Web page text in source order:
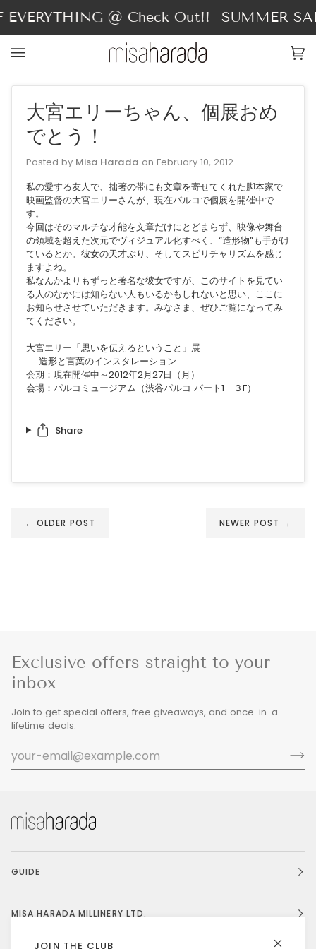
to
content
@ Check Out!! SUMMER
JOIN THE CLUB
大宮エリーちゃん、個展おめ
でとう！
Posted by Misa Harada on February 10, 2012
私の愛する友人で、拙著の帯にも文章を寄せてくれた脚本家で
映画監督の大宮エリーさんが、現在パルコで個展を開催中で
す。
今回はそのマルチな才能を文章だけにとどまらず、映像や舞台
の領域を超えた次元でヴィジュアル化すべく、“造形物”も手がけ
ているとか。彼女の天才ぶり、そしてスピリチャリズムを感じ
ますよね。
私なんかよりもずっと著名な彼女ですが、このサイトを見てい
る人のなかには知らない人もいるかもしれないと思い、ここに
お知らせさせていただきます。みなさま、ぜひご覧になってみ
てください。
大宮エリー「思いを伝えるということ」展
──造形と言葉のインスタレーション
会期：現在開催中～2012年2月27日（月）
会場：パルコミュージアム（渋谷パルコ パート1 ３F）
Share
← OLDER POST NEWER POST →
Exclusive offers straight to your
inbox
Join to get special offers, free giveaways, and once-in-a-
lifetime deals.
GUIDE
MISA HARADA MILLINERY LTD.